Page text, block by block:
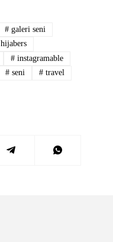
# galeri seni
hijabers
# instagramable
# seni # travel